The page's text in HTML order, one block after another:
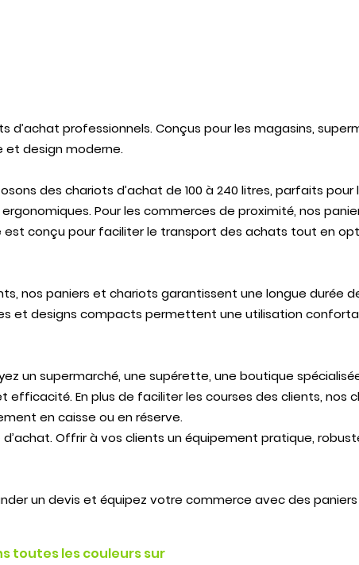
d’achat professionnels. Conçus pour les magasins,
et design moderne.
des chariots d’achat de 100 à 240 litres, parfaits
Pour les commerces de proximité, nos
conçu pour faciliter le transport des achats tout en
nos paniers et chariots garantissent une longue durée
et designs compacts permettent une utilisation
un supermarché, une supérette, une boutique
En plus de faciliter les courses des clients, nos
en caisse ou en réserve.
Offrir à vos clients un équipement pratique,
un devis et équipez votre commerce avec des
toutes les couleurs sur